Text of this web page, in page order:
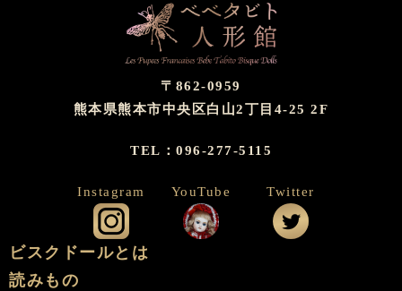
〒862-0959
熊本県熊本市中央区白山2丁目4-25 2F
TEL：096-277-5115
Instagram
公式インスタグラム
YouTube
公式YouTube
Twitter
ビスクドールとは
読みもの